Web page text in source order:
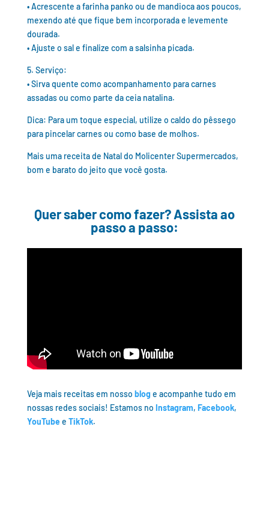
• Acrescente a farinha panko ou de mandioca aos poucos,
mexendo até que fique bem incorporada e levemente
dourada.
• Ajuste o sal e finalize com a salsinha picada.
5. Serviço:
• Sirva quente como acompanhamento para carnes
assadas ou como parte da ceia natalina.
Dica: Para um toque especial, utilize o caldo do pêssego
para pincelar carnes ou como base de molhos.
Mais uma receita de Natal do Molicenter Supermercados,
bom e barato do jeito que você gosta.
Quer saber como fazer? Assista ao
passo a passo:
Veja mais receitas em nosso blog e acompanhe tudo em
nossas redes sociais! Estamos no Instagram, Facebook,
YouTube e TikTok.